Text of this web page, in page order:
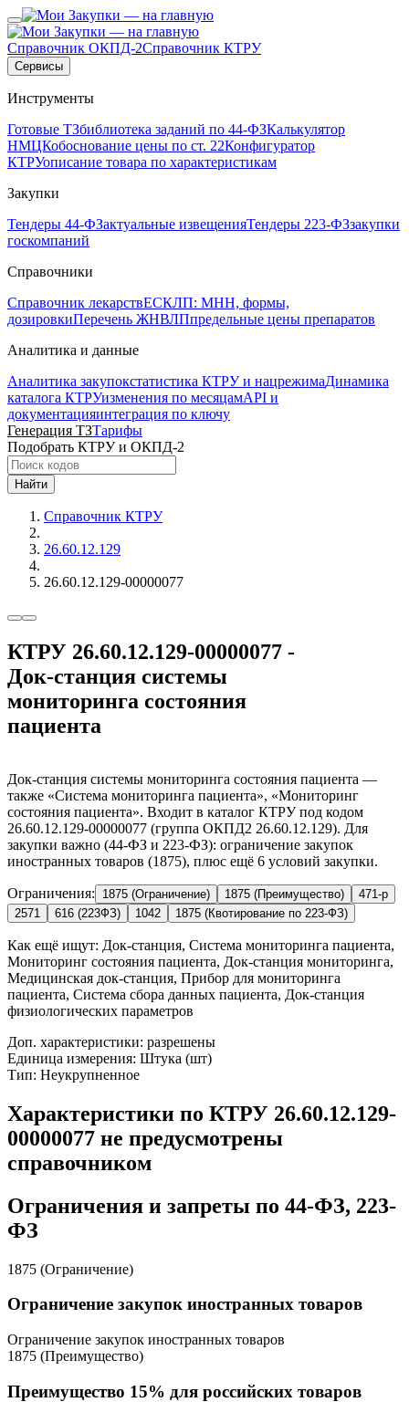
Справочник ОКПД-2Справочник КТРУ
Сервисы
Инструменты
Готовые ТЗбиблиотека заданий по 44-ФЗКалькулятор
НМЦКобоснование цены по ст. 22Конфигуратор
КТРУописание товара по характеристикам
Закупки
Тендеры 44-ФЗактуальные извещенияТендеры 223-ФЗзакупки
госкомпаний
Справочники
Справочник лекарствЕСКЛП: МНН, формы,
дозировкиПеречень ЖНВЛПпредельные цены препаратов
Аналитика и данные
Аналитика закупокстатистика КТРУ и нацрежимаДинамика
каталога КТРУизменения по месяцамAPI и
документацияинтеграция по ключу
Генерация ТЗТарифы
Подобрать КТРУ и ОКПД-2
Найти
Справочник КТРУ
26.60.12.129
26.60.12.129-00000077
КТРУ 26.60.12.129-00000077 -
Док-станция системы
мониторинга состояния
пациента
Док-станция системы мониторинга состояния пациента —
также «Система мониторинга пациента», «Мониторинг
состояния пациента». Входит в каталог КТРУ под кодом
26.60.12.129-00000077 (группа ОКПД2 26.60.12.129). Для
закупки важно (44-ФЗ и 223-ФЗ): ограничение закупок
иностранных товаров (1875), плюс ещё 6 условий закупки.
Ограничения: 1875 (Ограничение) 1875 (Преимущество)
471-р
2571
616 (223ФЗ) 1042 1875 (Квотирование по 223-ФЗ)
Как ещё ищут: Док-станция, Система мониторинга пациента,
Мониторинг состояния пациента, Док-станция мониторинга,
Медицинская док-станция, Прибор для мониторинга
пациента, Система сбора данных пациента, Док-станция
физиологических параметров
Доп. характеристики: разрешены
Единица измерения: Штука (шт)
Тип: Неукрупненное
Характеристики по КТРУ 26.60.12.129-
00000077 не предусмотрены
справочником
Ограничения и запреты по 44-ФЗ, 223-
ФЗ
1875 (Ограничение)
Ограничение закупок иностранных товаров
Ограничение закупок иностранных товаров
1875 (Преимущество)
Преимущество 15% для российских товаров